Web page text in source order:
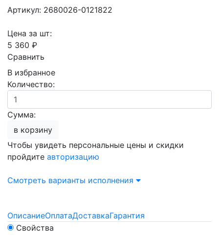
Артикул: 2680026-0121822
Цена за шт:
5 360 ₽
Сравнить
В избранное
Количество:
Сумма:
в корзину
Чтобы увидеть персональные цены и скидки
пройдите авторизацию
Смотреть варианты исполнения
ОписаниеОплатаДоставкаГарантия
Свойства